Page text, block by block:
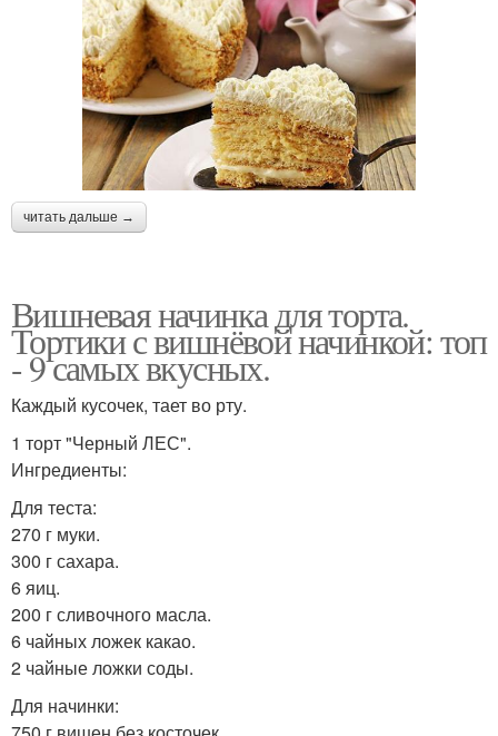
читать дальше →
Вишневая начинка для торта.
Тортики с вишнёвой начинкой: топ
- 9 самых вкусных.
Каждый кусочек, тает во рту.
1 торт "Черный ЛЕС".
Ингредиенты:
Для теста:
270 г муки.
300 г сахара.
6 яиц.
200 г сливочного масла.
6 чайных ложек какао.
2 чайные ложки соды.
Для начинки: